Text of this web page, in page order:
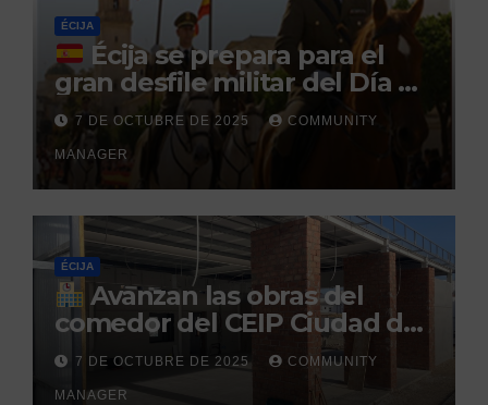
ÉCIJA
Écija se prepara para el
gran desfile militar del Día de
la Hispanidad organizado por
el Centro Militar de Cría
Caballar
7 DE OCTUBRE DE 2025 COMMUNITY
MANAGER
ÉCIJA
Avanzan las obras del
comedor del CEIP Ciudad del
Sol: su finalización está
prevista para finales de 2025
7 DE OCTUBRE DE 2025 COMMUNITY
MANAGER